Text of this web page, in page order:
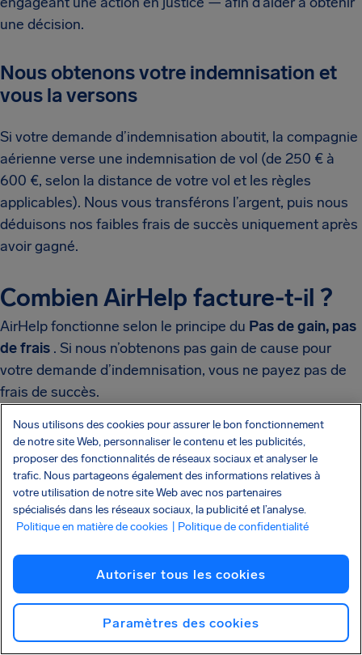
une décision.
Nous obtenons votre indemnisation et
vous la versons
Si votre demande d’indemnisation aboutit, la compagnie
aérienne verse une indemnisation de vol (de 250 € à
600 €, selon la distance de votre vol et les règles
applicables). Nous vous transférons l’argent, puis nous
déduisons nos faibles frais de succès uniquement après
avoir gagné.
Combien AirHelp facture-t-il ?
AirHelp fonctionne selon le principe du Pas de gain, pas
de frais . Si nous n’obtenons pas gain de cause pour
votre demande d’indemnisation, vous ne payez pas de
frais de succès.
Détail des frais AirHelp :
Frais de succès standard :des frais de 35 % sont
déduits de votre indemnisation uniquement après
une demande d’indemnisation réussie.
action en justice, des frais supplémentaires de 15
% s’appliquent.
Pas de gain, pas de frais :si AirHelp ne parvient
Nous utilisons des cookies pour assurer le bon fonctionnement
de notre site Web, personnaliser le contenu et les publicités,
proposer des fonctionnalités de réseaux sociaux et analyser le
trafic. Nous partageons également des informations relatives à
votre utilisation de notre site Web avec nos partenaires
spécialisés dans les réseaux sociaux, la publicité et l’analyse.
Politique en matière de cookies
| Politique de confidentialité
Autoriser tous les cookies
Paramètres des cookies